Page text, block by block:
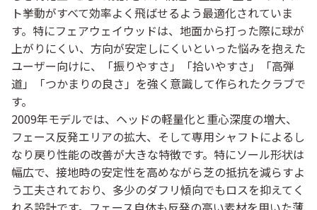
ト挙動がすべて効率よく飛ばせるよう最適化されていま
す。特にフェアウェイウッドは、地面から打った際に球が
上がりにくい、方向が安定しにくいといった悩みを抱えた
ユーザー向けに、「振りやすさ」「拾いやすさ」「高弾
道」「つかまりの良さ」を強く意識して作られたクラブで
す。
2009年モデルでは、ヘッドの軽量化と重心深度の増大、
フェース反発エリアの拡大、そして専用シャフトによるし
なり戻り性能の改善が大きな特徴です。特にソール形状は
幅広で、接地時の安定性を高めながら芝の抵抗を減らすよ
う工夫されており、多少のダフリ傾向でもロスを抑えてく